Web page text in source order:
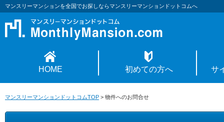
マンスリーマンションを全国でお探しならマンスリーマンションドットコムへ
HOME 初めての方へ サ
マンスリーマンションドットコムTOP > 物件へのお問合せ